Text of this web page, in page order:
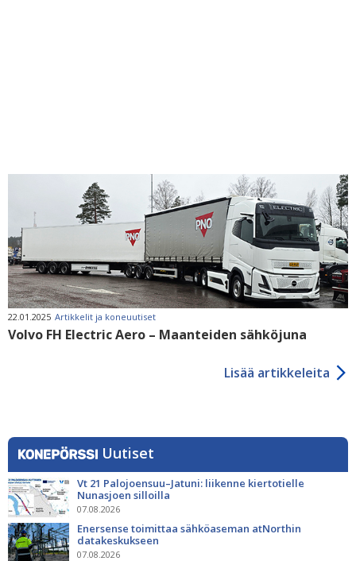
22.01.2025 Artikkelit ja koneuutiset
Volvo FH Electric Aero – Maanteiden sähköjuna
Lisää artikkeleita
Uutiset
Vt 21 Palojoensuu–Jatuni: liikenne kiertotielle
Nunasjoen silloilla
07.08.2026
Enersense toimittaa sähköaseman atNorthin
datakeskukseen
07.08.2026